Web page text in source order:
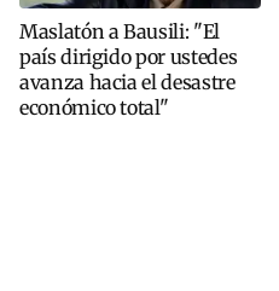
Maslatón a Bausili: "El
país dirigido por ustedes
avanza hacia el desastre
económico total"